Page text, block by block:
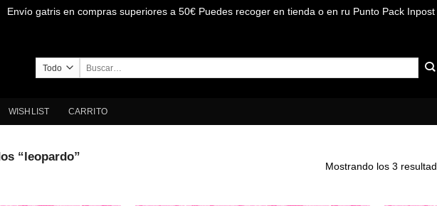
Envío gatris en compras superiores a 50€ Puedes recoger en tienda o en ru Punto Pack Inpost
WISHLIST CARRITO
“leopardo”
Mostrando los 3